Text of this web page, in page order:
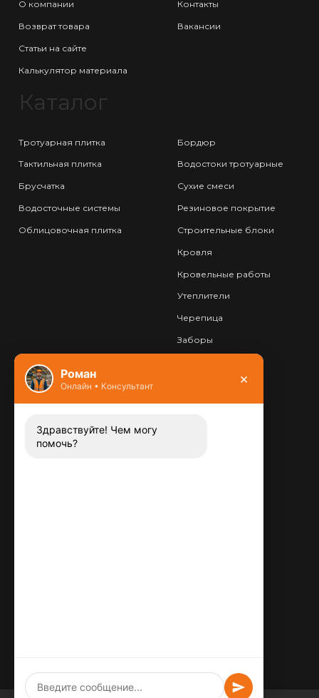
О компании
Возврат товара
Статьи на сайте
Калькулятор материала
Контакты
Вакансии
Каталог
Тротуарная плитка
Тактильная плитка
Брусчатка
Водосточные системы
Облицовочная плитка
Бордюр
Водостоки тротуарные
Сухие смеси
Резиновое покрытие
Строительные блоки
Кровля
Кровельные работы
Утеплители
Черепица
Заборы
Контакты
Заказать звонок
Роман
Онлайн • Консультант ×
Здравствуйте! Чем могу
помочь?